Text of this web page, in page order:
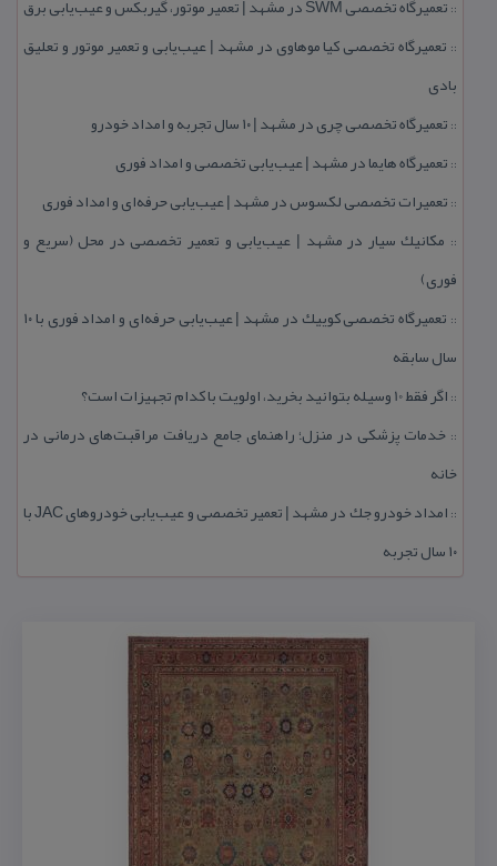
:: تعمیرگاه تخصصی SWM در مشهد | تعمیر موتور، گیربكس و عیب‌یابی برق
:: تعمیرگاه تخصصی كیا موهاوی در مشهد | عیب‌یابی و تعمیر موتور و تعلیق
بادی
:: تعمیرگاه تخصصی چری در مشهد | ۱۰ سال تجربه و امداد خودرو
:: تعمیرگاه هایما در مشهد | عیب‌یابی تخصصی و امداد فوری
:: تعمیرات تخصصی لكسوس در مشهد | عیب‌یابی حرفه‌ای و امداد فوری
:: مكانیك سیار در مشهد | عیب‌یابی و تعمیر تخصصی در محل (سریع و
فوری)
::
تعمیرگاه تخصصی كوییك در مشهد | عیب‌یابی حرفه‌ای و امداد فوری با ۱۰
سال سابقه
:: اگر فقط 10 وسیله بتوانید بخرید، اولویت با كدام تجهیزات است؟
:: خدمات پزشكی در منزل؛ راهنمای جامع دریافت مراقبت‌های درمانی در
خانه
::
امداد خودرو جك در مشهد | تعمیر تخصصی و عیب‌یابی خودروهای JAC با
۱۰ سال تجربه